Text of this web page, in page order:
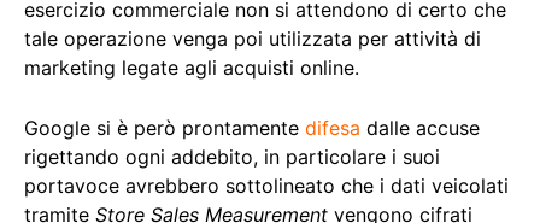
esercizio commerciale non si attendono di certo che
tale operazione venga poi utilizzata per attività di
marketing legate agli acquisti online.
Google si è però prontamente difesa dalle accuse
rigettando ogni addebito, in particolare i suoi
portavoce avrebbero sottolineato che i dati veicolati
tramite Store Sales Measurement vengono cifrati